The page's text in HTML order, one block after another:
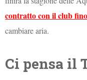
contratto con il club
cambiare aria.
Ci pensa il